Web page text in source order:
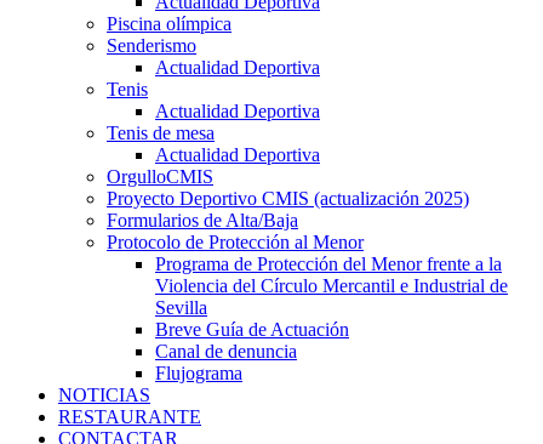
Piscina olímpica
Senderismo
Actualidad Deportiva
Tenis
Actualidad Deportiva
Tenis de mesa
Actualidad Deportiva
OrgulloCMIS
Proyecto Deportivo CMIS (actualización 2025)
Formularios de Alta/Baja
Protocolo de Protección al Menor
Programa de Protección del Menor frente a la
Violencia del Círculo Mercantil e Industrial de
Sevilla
Breve Guía de Actuación
Canal de denuncia
Flujograma
NOTICIAS
RESTAURANTE
CONTACTAR